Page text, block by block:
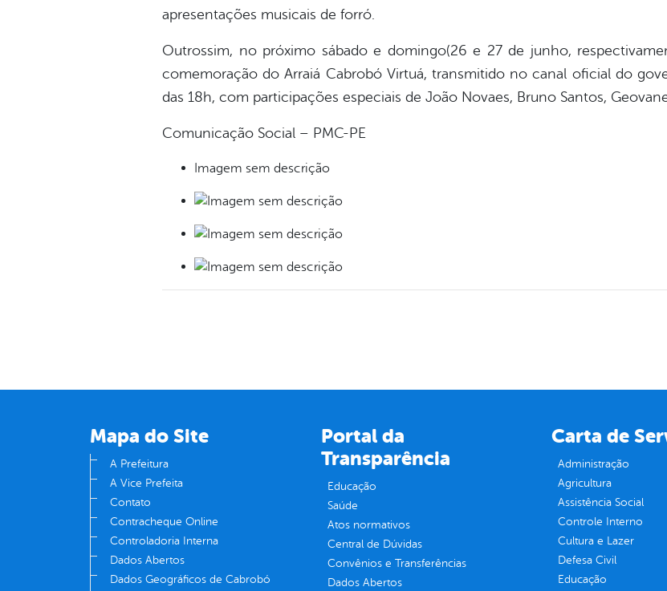
apresentações musicais de forró.
Outrossim, no próximo sábado e domingo(26 e 27 de junho,
comemoração do Arraiá Cabrobó Virtuá, transmitido no canal oficial do
das 18h, com participações especiais de João Novaes, Bruno Santos,
Comunicação Social – PMC-PE
Mapa do Site
A Prefeitura
A Vice Prefeita
Contato
Contracheque Online
Controladoria Interna
Dados Abertos
Dados Geográficos de Cabrobó
Portal da
Transparência
Educação
Saúde
Atos normativos
Central de Dúvidas
Convênios e Transferências
Dados Abertos
Carta de
Administração
Agricultura
Assistência Social
Controle Interno
Cultura e Lazer
Defesa Civil
Educação